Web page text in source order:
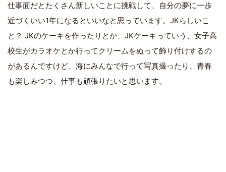
仕事面だとたくさん新しいことに挑戦して、自分の夢に一歩
近づくいい1年になるといいなと思っています。JKらしいこ
と？ JKのケーキを作ったりとか、JKケーキっていう、女子高
校生がカラオケとか行ってクリームをぬって飾り付けするの
があるんですけど、海にみんなで行って写真撮ったり、青春
も楽しみつつ、仕事も頑張りたいと思います。